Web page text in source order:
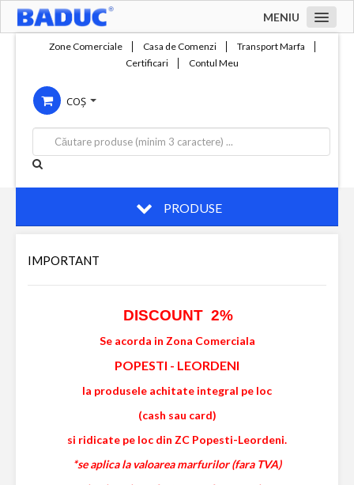
MENIU
Compania
Servicii
Productie
Contact
Zone Comerciale Casa de Comenzi
Transport Marfa
Certificari
Contul Meu
COȘ
PRODUSE
IMPORTANT
DISCOUNT 2%
Se acorda in Zona Comerciala
POPESTI - LEORDENI
la produsele achitate integral pe loc
(cash sau card)
si ridicate pe loc din ZC Popesti-Leordeni.
*se aplica la valoarea marfurilor (fara TVA)